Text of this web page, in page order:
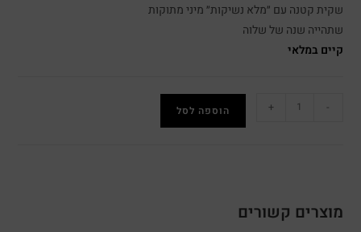
שקית קטנה עם ״מלא נשיקות״ מיני מתוקות
שתהייה שנה של שלוה
קיים במלאי
+ הוספה לסל
מוצרים קשורים